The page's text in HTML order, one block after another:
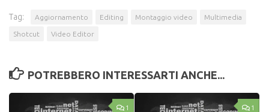
Tag: Aggiornamento Editing Montaggio video Multimedia
Shotcut Video Editor
POTREBBERO INTERESSARTI ANCHE...
1 1